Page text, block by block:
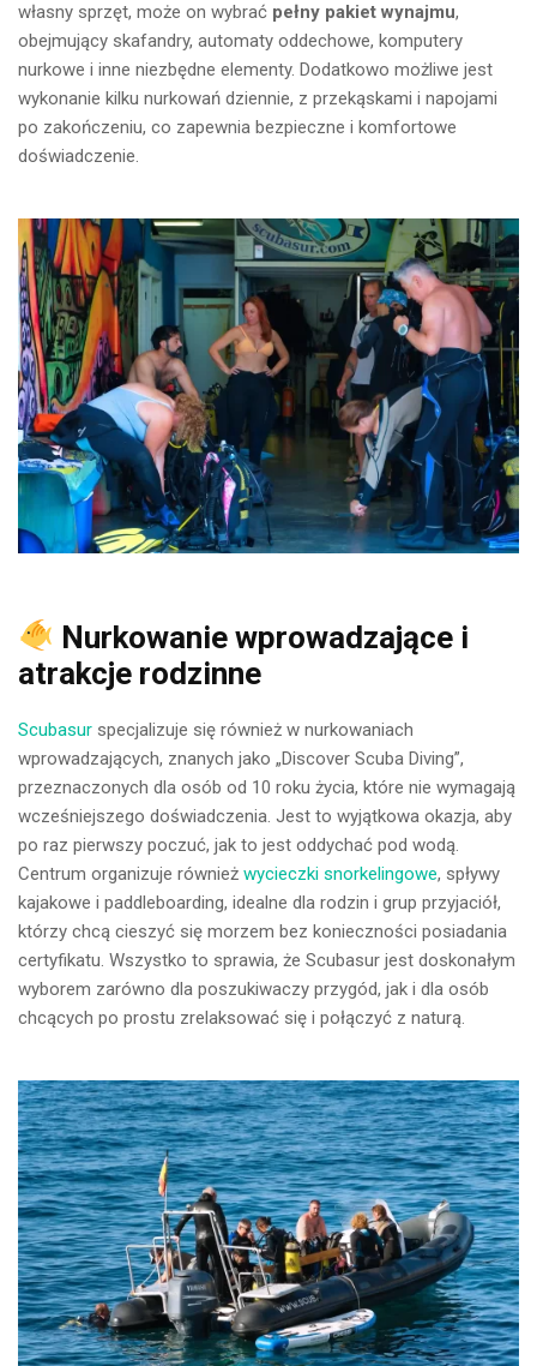
własny sprzęt, może on wybrać pełny pakiet wynajmu,
obejmujący skafandry, automaty oddechowe, komputery
nurkowe i inne niezbędne elementy. Dodatkowo możliwe jest
wykonanie kilku nurkowań dziennie, z przekąskami i napojami
po zakończeniu, co zapewnia bezpieczne i komfortowe
doświadczenie.
Nurkowanie wprowadzające i
atrakcje rodzinne
Scubasur specjalizuje się również w nurkowaniach
wprowadzających, znanych jako „Discover Scuba Diving”,
przeznaczonych dla osób od 10 roku życia, które nie wymagają
wcześniejszego doświadczenia. Jest to wyjątkowa okazja, aby
po raz pierwszy poczuć, jak to jest oddychać pod wodą.
Centrum organizuje również wycieczki snorkelingowe, spływy
kajakowe i paddleboarding, idealne dla rodzin i grup przyjaciół,
którzy chcą cieszyć się morzem bez konieczności posiadania
certyfikatu. Wszystko to sprawia, że Scubasur jest doskonałym
wyborem zarówno dla poszukiwaczy przygód, jak i dla osób
chcących po prostu zrelaksować się i połączyć z naturą.